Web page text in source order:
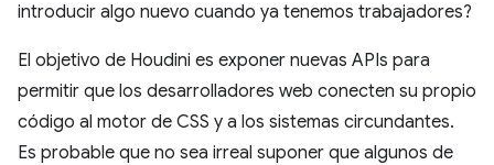
introducir algo nuevo cuando ya tenemos trabajadores?
El objetivo de Houdini es exponer nuevas APIs para
permitir que los desarrolladores web conecten su propio
código al motor de CSS y a los sistemas circundantes.
Es probable que no sea irreal suponer que algunos de